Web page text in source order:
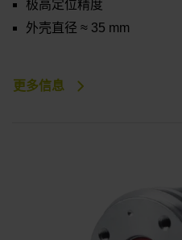
极高定位精度
外壳直径 ≈ 35 mm
更多信息